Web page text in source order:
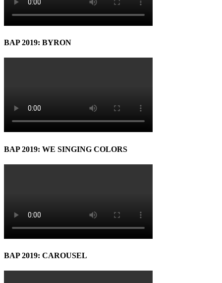
BAP 2019: BYRON
BAP 2019: WE SINGING COLORS
BAP 2019: CAROUSEL